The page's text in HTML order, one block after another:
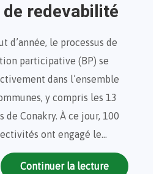
redevabilité
d’année, le processus de
participative (BP) se
dans l’ensemble
y compris les 13
de Conakry. À ce jour, 100
ont engagé le…
Continuer la lecture